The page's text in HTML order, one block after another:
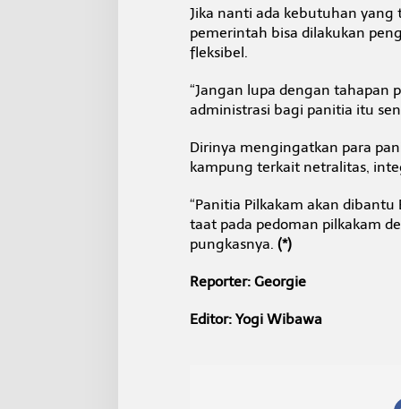
Jika nanti ada kebutuhan yang
pemerintah bisa dilakukan
fleksibel.
“Jangan lupa dengan tahapan
administrasi bagi panitia itu
Dirinya mengingatkan para
kampung terkait netralitas,
“Panitia Pilkakam akan
taat pada pedoman pilkakam
pungkasnya. (*)
Reporter: Georgie
Editor: Yogi Wibawa